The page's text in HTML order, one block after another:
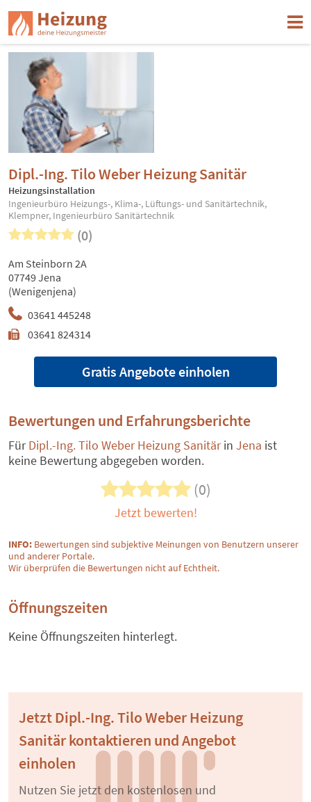
Dipl.-Ing. Tilo Weber Heizung Sanitär
Heizungsinstallation
Ingenieurbüro Heizungs-, Klima-, Lüftungs- und Sanitärtechnik,
Klempner, Ingenieurbüro Sanitärtechnik
(0)
03641 445248
03641 824314
Am Steinborn 2A
07749 Jena
(Wenigenjena)
Gratis Angebote einholen
Bewertungen und Erfahrungsberichte
FürDipl.-Ing. Tilo Weber Heizung Sanitärin Jena ist
keine Bewertung abgegeben worden.
(0)
Jetzt bewerten!
INFO: Bewertungen sind subjektive Meinungen von Benutzern unserer
und anderer Portale.
Wir überprüfen die Bewertungen nicht auf Echtheit.
Öffnungszeiten
Keine Öffnungszeiten hinterlegt.
Jetzt Dipl.-Ing. Tilo Weber Heizung
Sanitär kontaktieren und Angebot
einholen
Nutzen Sie jetzt den kostenlosen und